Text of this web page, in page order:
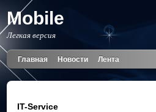
Mobile
Легкая версия
Главная Новости Лента
IT-Service